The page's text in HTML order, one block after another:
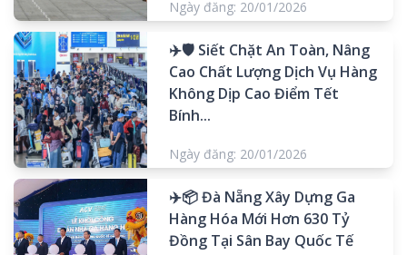
Ngày đăng: 20/01/2026
✈️🛡️ Siết Chặt An Toàn, Nâng
Cao Chất Lượng Dịch Vụ Hàng
Không Dịp Cao Điểm Tết
Bính...
Ngày đăng: 20/01/2026
✈️📦 Đà Nẵng Xây Dựng Ga
Hàng Hóa Mới Hơn 630 Tỷ
Đồng Tại Sân Bay Quốc Tế